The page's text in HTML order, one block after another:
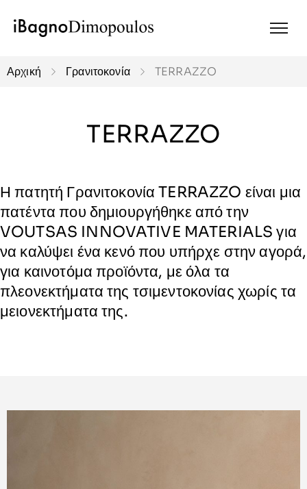
Αρχική Γρανιτοκονία TERRAZZO
TERRAZZO
Η πατητή Γρανιτοκονία TERRAZZO είναι μια
πατέντα που δημιουργήθηκε από την
VOUTSAS INNOVATIVE MATERIALS για
να καλύψει ένα κενό που υπήρχε στην αγορά,
για καινοτόμα προϊόντα, με όλα τα
πλεονεκτήματα της τσιμεντοκονίας χωρίς τα
μειονεκτήματα της.